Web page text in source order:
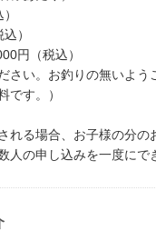
）
円（税込）
さい。お釣りの無いよう
です。）
る場合、お子様の分の
人の申し込みを一度に